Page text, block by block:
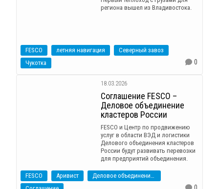
региона вышел из Владивостока.
FESCO летняя навигация
Северный завоз
Чукотка
0
18.03.2026
Соглашение FESCO –
Деловое объединение
кластеров России
FESCO и Центр по продвижению
услуг в области ВЭД и логистики
Делового объединения кластеров
России будут развивать перевозки
для предприятий объединения.
FESCO Аривист
Деловое объединение кластеров России